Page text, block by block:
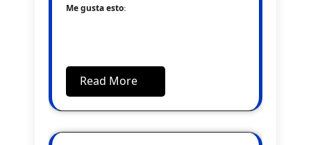
Me gusta esto:
Read More